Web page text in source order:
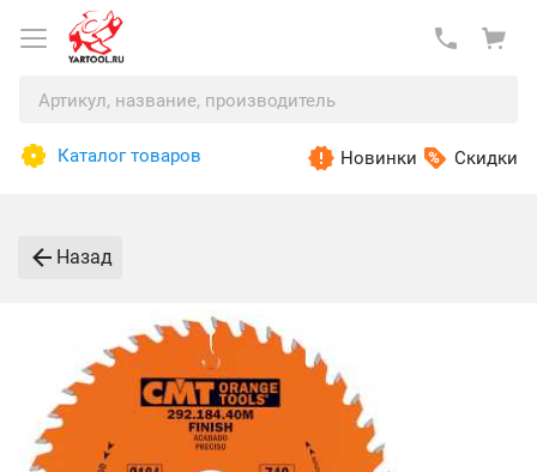
Каталог товаров Новинки Скидки
Назад